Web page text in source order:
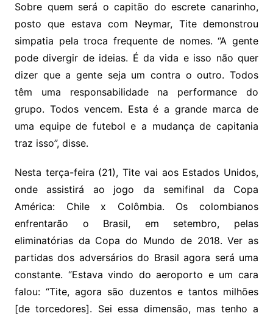
Sobre quem será o capitão do escrete canarinho,
posto que estava com Neymar, Tite demonstrou
simpatia pela troca frequente de nomes. “A gente
pode divergir de ideias. É da vida e isso não quer
dizer que a gente seja um contra o outro. Todos
têm uma responsabilidade na performance do
grupo. Todos vencem. Esta é a grande marca de
uma equipe de futebol e a mudança de capitania
traz isso”, disse.
Nesta terça-feira (21), Tite vai aos Estados Unidos,
onde assistirá ao jogo da semifinal da Copa
América: Chile x Colômbia. Os colombianos
enfrentarão o Brasil, em setembro, pelas
eliminatórias da Copa do Mundo de 2018. Ver as
partidas dos adversários do Brasil agora será uma
constante. “Estava vindo do aeroporto e um cara
falou: “Tite, agora são duzentos e tantos milhões
[de torcedores]. Sei essa dimensão, mas tenho a